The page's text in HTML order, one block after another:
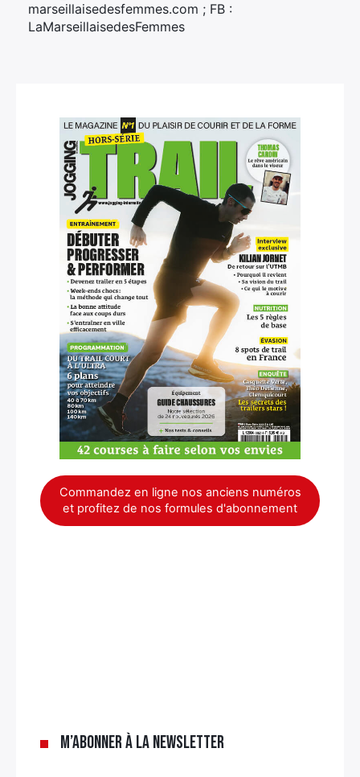
marseillaisedesfemmes.com ; FB :
LaMarseillaisedesFemmes
Commandez en ligne nos anciens numéros
et profitez de nos formules d'abonnement
M’abonner à la newsletter